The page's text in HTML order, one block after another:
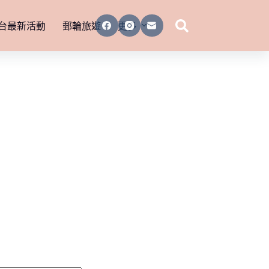
最新活動 郵輪旅遊 更多